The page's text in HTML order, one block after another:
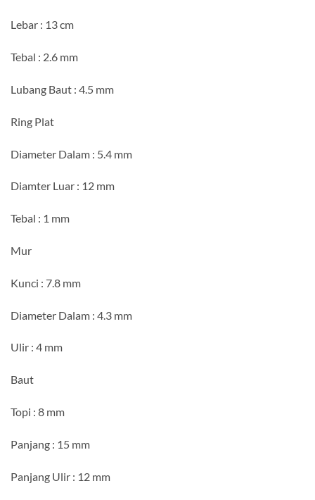
Lebar : 13 cm
Tebal : 2.6 mm
Lubang Baut : 4.5 mm
Ring Plat
Diameter Dalam : 5.4 mm
Diamter Luar : 12 mm
Tebal : 1 mm
Mur
Kunci : 7.8 mm
Diameter Dalam : 4.3 mm
Ulir : 4 mm
Baut
Topi : 8 mm
Panjang : 15 mm
Panjang Ulir : 12 mm